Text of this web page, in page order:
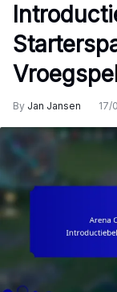
By Jan Jansen 17/